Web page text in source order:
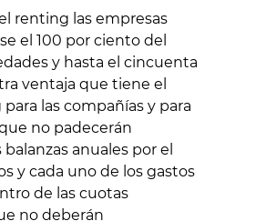
renting las empresas
el 100 por ciento del
y hasta el cincuenta
ventaja que tiene el
las compañías y para
no padecerán
anuales por el
y cada uno de los gastos
de las cuotas
no deberán